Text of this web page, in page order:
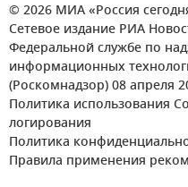
© 2026 МИА «Россия
Сетевое издание РИА
Федеральной службе по
информационных
(Роскомнадзор) 08 апреля
Политика использования
логирования
Политика
Правила применения